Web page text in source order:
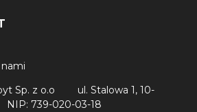
Sp. z o.o
ul. Stalowa 1, 10-
NIP: 739-020-03-18